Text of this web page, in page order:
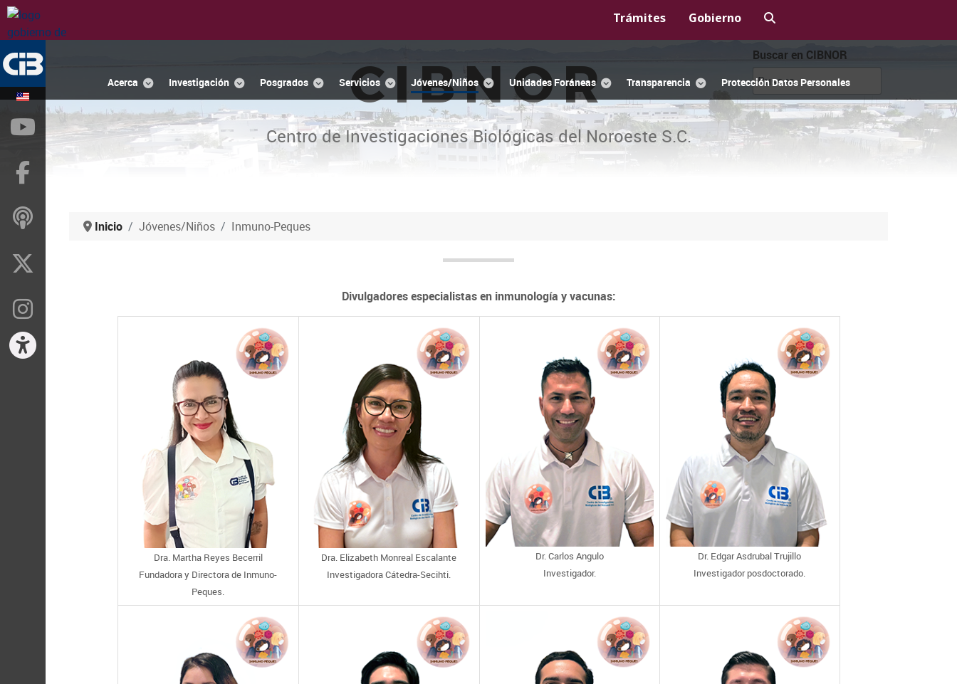
Trámites Gobierno
Acerca Investigación Posgrados Servicios Jóvenes/Niños Unidades Foráneas Transparencia Protección Datos Personales
CIBNOR
Centro de Investigaciones Biológicas del Noroeste S.C.
Buscar en CIBNOR
Inicio Jóvenes/Niños Inmuno-Peques
Divulgadores especialistas en inmunología y vacunas:
Dra. Martha Reyes Becerril
Fundadora y Directora de Inmuno-
Peques.
Dra. Elizabeth Monreal Escalante
Investigadora Cátedra-Secihti.
Dr. Carlos Angulo
Investigador.
Dr. Edgar Asdrubal Trujillo
Investigador posdoctorado.
YouTube
ivoox
Instragram